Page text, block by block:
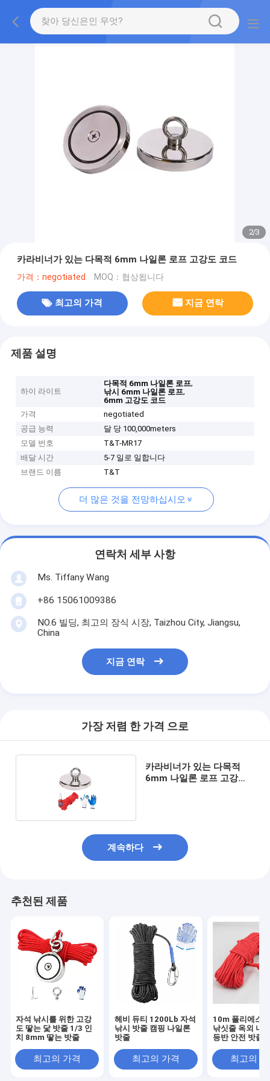
2/3
카라비너가 있는 다목적 6mm 나일론 로프 고강도 코드
가격：negotiated MOQ：협상됩니다
최고의 가격 지금 연락
제품 설명
하이 라이트
다목적 6mm 나일론 로프,
낚시 6mm 나일론 로프,
6mm 고강도 코드
가격
negotiated
공급 능력
달 당 100,000meters
모델 번호
T&T-MR17
배달 시간
5-7 일로 일합니다
브랜드 이름
T&T
더 많은 것을 전망하십시오
연락처 세부 사항
Ms. Tiffany Wang
+86 15061009386
NO.6 빌딩, 최고의 장식 시장, Taizhou City, Jiangsu,
China
지금 연락
가장 저렴 한 가격 으로
카라비너가 있는 다목적
6mm 나일론 로프 고강도
계속하다
추천된 제품
자석 낚시를 위한 고강
도 땋는 닻 밧줄 1/3 인
치 8mm 땋는 밧줄
최고의 가격
헤비 듀티 1200Lb 자석
낚시 밧줄 캠핑 나일론
밧줄
최고의 가격
10m 폴리에스
낚싯줄 옥외 나
등반 안전 밧줄
최고의